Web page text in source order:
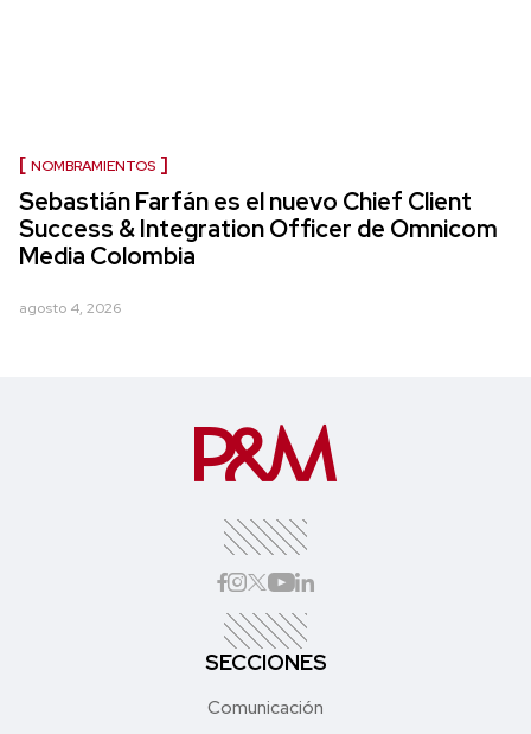
NOMBRAMIENTOS
Sebastián Farfán es el nuevo Chief Client
Success & Integration Officer de Omnicom
Media Colombia
agosto 4, 2026
SECCIONES
Comunicación